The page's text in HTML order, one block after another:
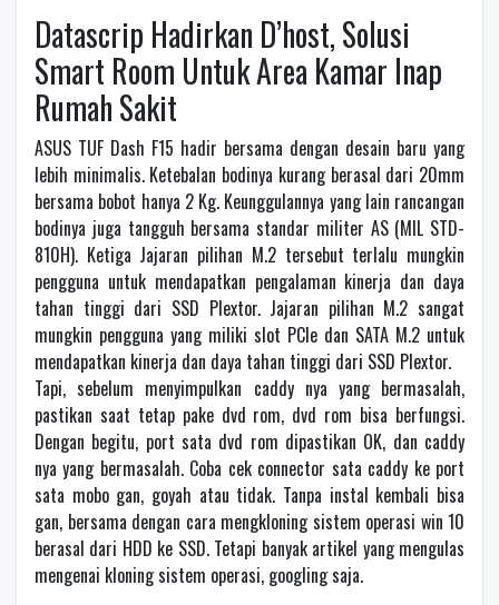
Datascrip Hadirkan D’host, Solusi
Smart Room Untuk Area Kamar Inap
Rumah Sakit
ASUS TUF Dash F15 hadir bersama dengan desain baru yang
lebih minimalis. Ketebalan bodinya kurang berasal dari 20mm
bersama bobot hanya 2 Kg. Keunggulannya yang lain rancangan
bodinya juga tangguh bersama standar militer AS (MIL STD-
810H). Ketiga Jajaran pilihan M.2 tersebut terlalu mungkin
pengguna untuk mendapatkan pengalaman kinerja dan daya
tahan tinggi dari SSD Plextor. Jajaran pilihan M.2 sangat
mungkin pengguna yang miliki slot PCle dan SATA M.2 untuk
mendapatkan kinerja dan daya tahan tinggi dari SSD Plextor.
Tapi, sebelum menyimpulkan caddy nya yang bermasalah,
pastikan saat tetap pake dvd rom, dvd rom bisa berfungsi.
Dengan begitu, port sata dvd rom dipastikan OK, dan caddy
nya yang bermasalah. Coba cek connector sata caddy ke port
sata mobo gan, goyah atau tidak. Tanpa instal kembali bisa
gan, bersama dengan cara mengkloning sistem operasi win 10
berasal dari HDD ke SSD. Tetapi banyak artikel yang mengulas
mengenai kloning sistem operasi, googling saja.